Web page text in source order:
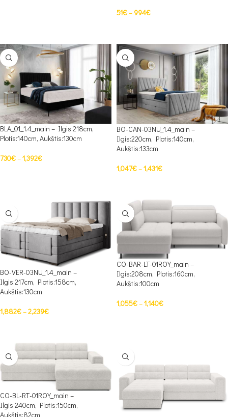
51€– 994€
BLA_01_1.4_main – Ilgis:218cm,
Plotis:140cm, Aukštis:130cm
730€–1,392€
BO-CAN-03NU_1.4_main –
Ilgis:220cm, Plotis:140cm,
Aukštis:133cm
1,047€–1,431€
BO-VER-03NU_1.4_main –
Ilgis:217cm, Plotis:158cm,
Aukštis:130cm
1,882€–2,239€
CO-BAR-LT-01ROY_main –
Ilgis:208cm, Plotis:160cm,
Aukštis:100cm
1,055€–1,140€
CO-BL-RT-01ROY_main –
Ilgis:240cm, Plotis:150cm,
Aukštis:82cm